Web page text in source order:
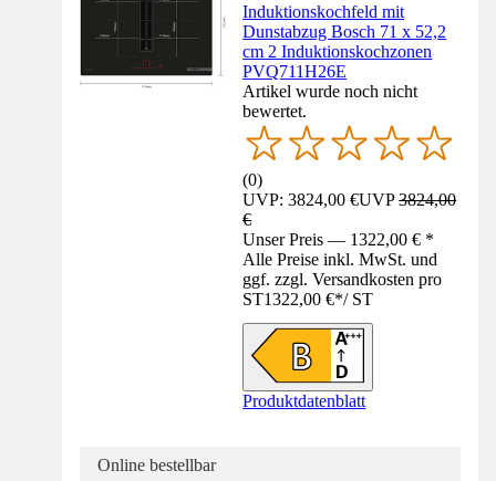
Induktionskochfeld mit
Dunstabzug Bosch 71 x 52,2
cm 2 Induktionskochzonen
PVQ711H26E
Artikel wurde noch nicht
bewertet.
(0)
UVP: 3824,00 €UVP3824,00
€
Unser Preis — 1322,00 € *
Alle Preise inkl. MwSt. und
ggf. zzgl. Versandkosten pro
ST1322,00 €*/ ST
Produktdatenblatt
Online bestellbar